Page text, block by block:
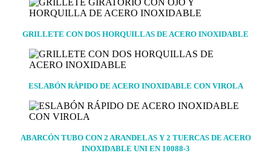
GRILLETE CON DOS HORQUILLAS DE ACERO INOXIDABLE
ESLABÓN RÁPIDO DE ACERO INOXIDABLE CON VIROLA
ABARCÓN TUBO CON 2 ARANDELAS Y 2 TUERCAS DE ACERO
INOXIDABLE UNI EN 10088-3